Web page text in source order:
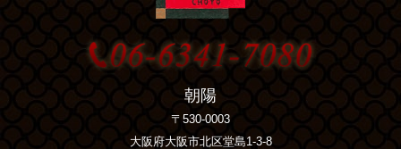
朝陽
〒530-0003
大阪府大阪市北区堂島1-3-8